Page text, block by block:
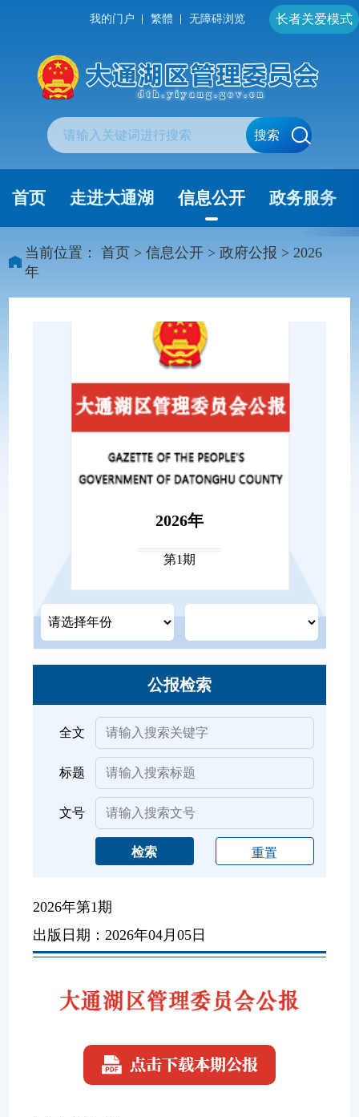
我的门户 繁體 无障碍浏览 长者关爱模式
搜索
首页 走进大通湖 信息公开 政务服务
当前位置：首页 >信息公开 >政府公报 >2026
年
2026年
第1期
公报检索
全文
标题
文号
检索 重置
2026年第1期
出版日期：2026年04月05日